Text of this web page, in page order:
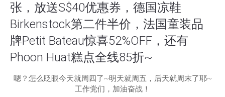
张，放送S$40优惠券，德国凉鞋
Birkenstock第二件半价，法国童装品
牌Petit Bateau惊喜52%OFF，还有
Phoon Huat糕点全线85折~
嗯？怎么眨眼今天就周四了~明天就周五，后天就周末了耶~
工作党们，加油奋战！